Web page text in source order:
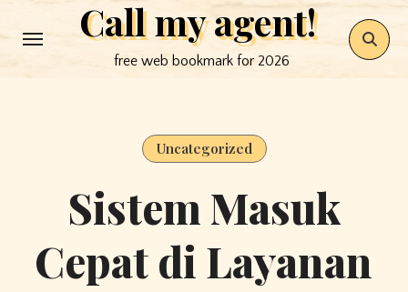
to
Call my agent!
free web bookmark for 2026
Uncategorized
Sistem Masuk
Cepat di Layanan